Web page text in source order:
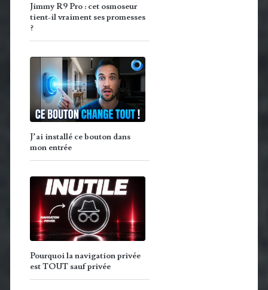
Jimmy R9 Pro : cet osmoseur
tient-il vraiment ses promesses
?
J’ai installé ce bouton dans
mon entrée
Pourquoi la navigation privée
est TOUT sauf privée